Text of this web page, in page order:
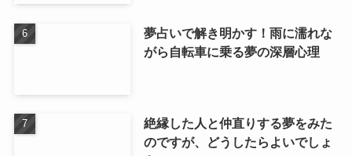
夢占いで解き明かす！雨に濡れな
がら自転車に乗る夢の深層心理
絶縁した人と仲直りする夢をみた
のですが、どうしたらよいでしょ